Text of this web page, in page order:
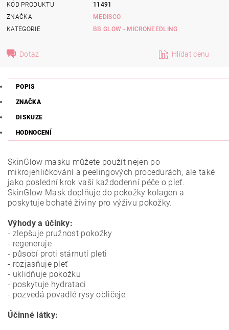
KÓD PRODUKTU
11491
ZNAČKA
MEDISCO
KATEGORIE
BB GLOW - MICRONEEDLING
Dotaz Hlídat cenu
POPIS
ZNAČKA
DISKUZE
HODNOCENÍ
SkinGlow masku můžete použít nejen po
mikrojehličkování a peelingových procedurách, ale také
jako poslední krok vaší každodenní péče o pleť.
SkinGlow Mask doplňuje do pokožky kolagen a
poskytuje bohaté živiny pro výživu pokožky.
Výhody a účinky:
- zlepšuje pružnost pokožky
- regeneruje
- působí proti stárnutí pleti
- rozjasňuje pleť
- uklidňuje pokožku
- poskytuje hydrataci
- pozvedá povadlé rysy obličeje
Účinné látky: